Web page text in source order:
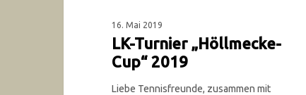
16. Mai 2019
LK-Turnier „Höllmecke-
Cup“ 2019
Liebe Tennisfreunde, zusammen mit